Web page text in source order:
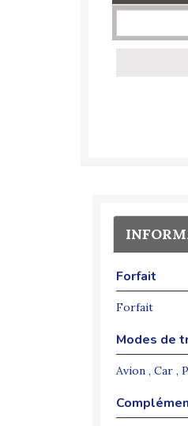
Forfait
Forfait
Modes de
Avion , Car ,